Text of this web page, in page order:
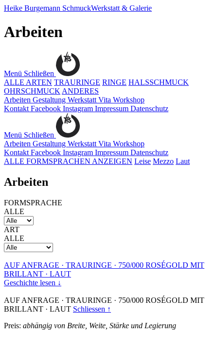
Heike Burgemann SchmuckWerkstatt & Galerie
Arbeiten
Menü Schließen
ALLE ARTEN TRAURINGE RINGE HALSSCHMUCK
OHRSCHMUCK ANDERES
Arbeiten Gestaltung Werkstatt Vita Workshop
Kontakt Facebook Instagram Impressum Datenschutz
Menü Schließen
Arbeiten Gestaltung Werkstatt Vita Workshop
Kontakt Facebook Instagram Impressum Datenschutz
ALLE FORMSPRACHEN ANZEIGEN Leise Mezzo Laut
Arbeiten
FORMSPRACHE
ALLE
ART
ALLE
AUF ANFRAGE · TRAURINGE · 750/000 ROSÉGOLD MIT
BRILLANT · LAUT
Geschichte lesen ↓
AUF ANFRAGE · TRAURINGE · 750/000 ROSÉGOLD MIT
BRILLANT · LAUT Schliessen ↑
Preis: abhängig von Breite, Weite, Stärke und Legierung